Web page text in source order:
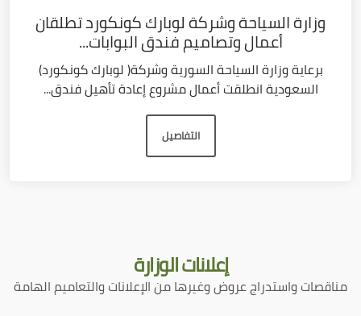
وزارة السياحة وشركة لوبارك كونكورد تطلقان
أعمال وتصاميم فندق البوابات...
برعاية وزارة السياحة السورية وشركة( لوبارك كونكورد)
السعودية انطلقت أعمال مشروع إعادة تأهيل فندق...
التفاصيل
إعلاناتالوزارة
مناقصات واستدراج عروض وغيرها من الإعلانات والتعاميم الهامة